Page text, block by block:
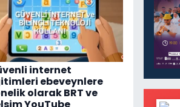
internet
ebeveynlere
olarak BRT ve